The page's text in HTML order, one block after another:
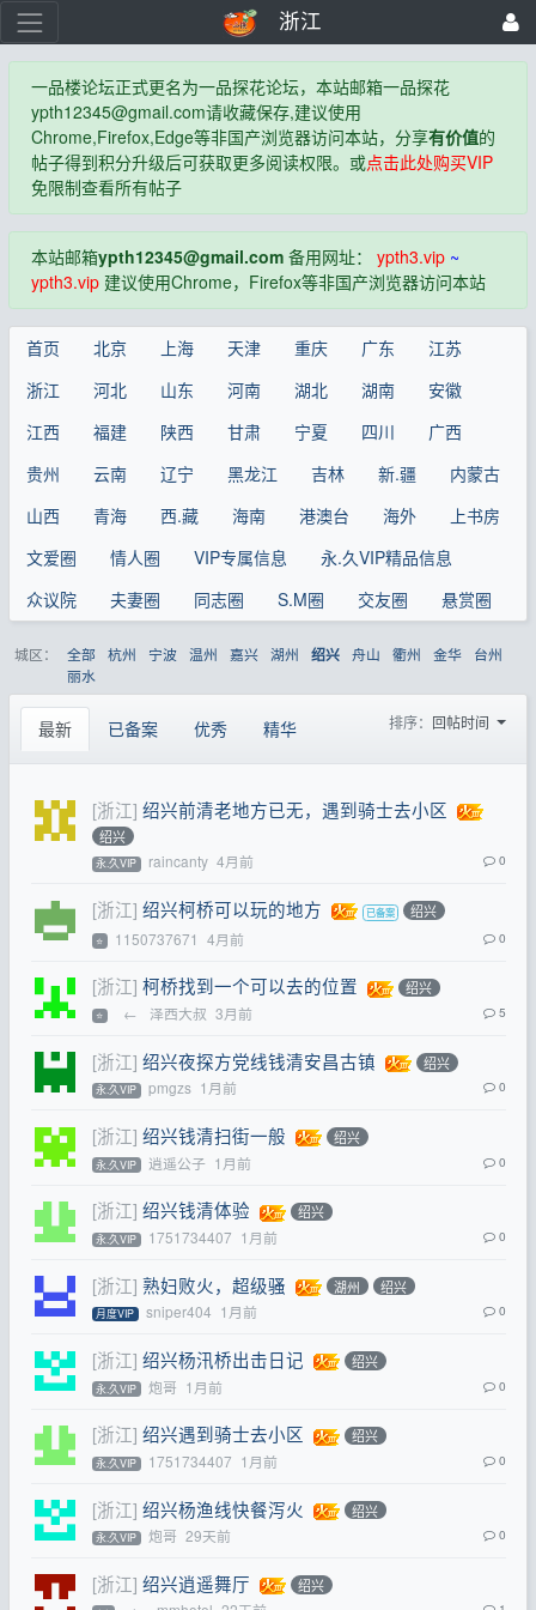
浙江
一品楼论坛正式更名为一品探花论坛，本站邮箱一品探花
ypth12345@gmail.com请收藏保存,建议使用
Chrome,Firefox,Edge等非国产浏览器访问本站，分享有价值的
帖子得到积分升级后可获取更多阅读权限。或点击此处购买VIP
免限制查看所有帖子
本站邮箱ypth12345@gmail.com备用网址： ypth3.vip~
ypth3.vip建议使用Chrome，Firefox等非国产浏览器访问本站
首页 北京 上海 天津 重庆 广东
江苏
浙江
河北 山东 河南 湖北 湖南
安徽
江西
福建 陕西 甘肃 宁夏 四川
广西
贵州
云南 辽宁 黑龙江 吉林 新.疆
内蒙古
山西
青海 西.藏 海南 港澳台 海外
上书房
文爱圈
情人圈 VIP专属信息
永.久VIP精品信息
众议院
夫妻圈 同志圈 S.M圈 交友圈 悬赏圈
城区： 全部 杭州 宁波 温州 嘉兴 湖州 绍兴 舟山 衢州 金华
台州
丽水
最新 已备案 优秀 精华 排序： 回帖时间
[浙江] 绍兴前清老地方已无，遇到骑士去小区
绍兴
永.久VIP raincanty 4月前 0
[浙江] 绍兴柯桥可以玩的地方 绍兴
⭐ 1150737671 4月前 0
[浙江] 柯桥找到一个可以去的位置 绍兴
⭐ ← 泽西大叔 3月前 5
[浙江] 绍兴夜探方党线钱清安昌古镇 绍兴
永.久VIP pmgzs 1月前 0
[浙江] 绍兴钱清扫街一般 绍兴
永.久VIP 逍遥公子 1月前 0
[浙江] 绍兴钱清体验 绍兴
永.久VIP 1751734407 1月前 0
[浙江] 熟妇败火，超级骚 湖州 绍兴
月度VIP sniper404 1月前 0
[浙江] 绍兴杨汛桥出击日记 绍兴
永.久VIP 炮哥 1月前 0
[浙江] 绍兴遇到骑士去小区 绍兴
永.久VIP 1751734407 1月前 0
[浙江] 绍兴杨渔线快餐泻火 绍兴
永.久VIP 炮哥 29天前 0
[浙江] 绍兴逍遥舞厅 绍兴